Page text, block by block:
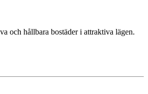
och hållbara bostäder i attraktiva lägen.